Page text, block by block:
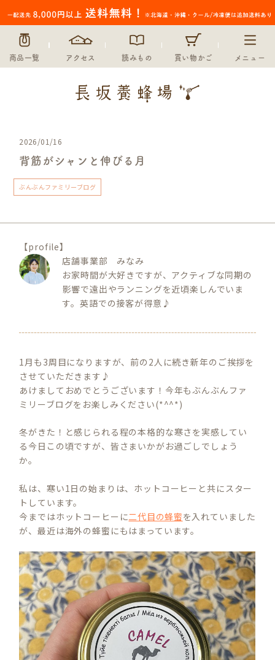
商品一覧 アクセス 読みもの 買い物かご メニュー
2026/01/16
背筋がシャンと伸びる月
ぶんぶんファミリーブログ
【profile】
店舗事業部 みなみ
お家時間が大好きですが、アクティブな同期の
影響で遠出やランニングを近頃楽しんでいま
す。英語での接客が得意♪
1月も3周目になりますが、前の2人に続き新年のご挨拶を
させていただきます♪
あけましておめでとうございます！今年もぶんぶんファ
ミリーブログをお楽しみください(*^^*)
冬がきた！と感じられる程の本格的な寒さを実感してい
る今日この頃ですが、皆さまいかがお過ごしでしょう
か。
私は、寒い1日の始まりは、ホットコーヒーと共にスター
トしています。
今まではホットコーヒーに二代目の蜂蜜を入れていました
が、最近は海外の蜂蜜にもはまっています。